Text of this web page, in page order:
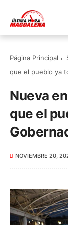
Página Principal
que el pueblo ya
Nueva
que el
NOVIEMBRE 20,